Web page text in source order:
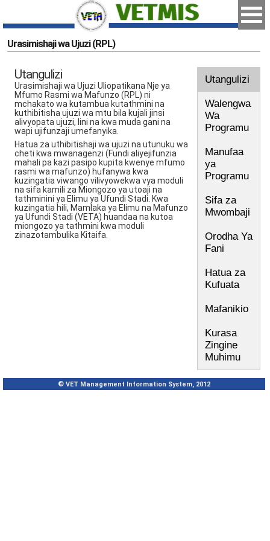
Urasimishaji wa Ujuzi (RPL)
Utangulizi
Urasimishaji wa Ujuzi Uliopatikana Nje ya
Mfumo Rasmi wa Mafunzo (RPL) ni
mchakato wa kutambua kutathmini na
kuthibitisha ujuzi wa mtu bila kujali jinsi
alivyopata ujuzi, lini na kwa muda gani na
wapi ujifunzaji umefanyika.
Hatua za uthibitishaji wa ujuzi na utunuku wa
cheti kwa mwanagenzi (Fundi aliyejifunzia
mahali pa kazi pasipo kupita kwenye mfumo
rasmi wa mafunzo) hufanywa kwa
kuzingatia viwango vilivyowekwa vya moduli
na sifa kamili za Miongozo ya utoaji na
tathminini ya Elimu ya Ufundi Stadi. Kwa
kuzingatia hili, Mamlaka ya Elimu na Mafunzo
ya Ufundi Stadi (VETA) huandaa na kutoa
miongozo ya tathmini kwa moduli
zinazotambulika Kitaifa.
Utangulizi
Walengwa
Wa
Programu
Manufaa
ya
Programu
Sifa za
Mwombaji
Orodha Ya
Fani
Hatua za
Kufuata
Mafanikio
Kurasa
Zingine
Muhimu
© VET Management Information System, 2012